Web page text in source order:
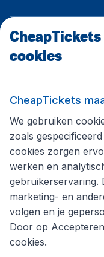
CheapTickets.be
Volg
cookies
CheapTickets
We gebruiken
zoals
cookies zorgen
werken en
gebruikerservaring.
marketing- en
volgen en je
Door op
cookies.